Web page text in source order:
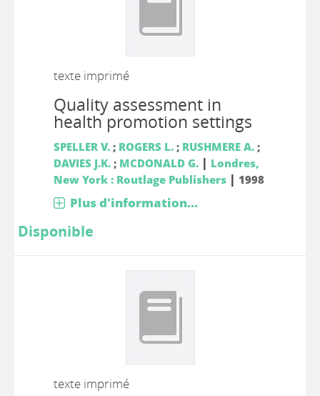
texte imprimé
Quality assessment in
health promotion settings
SPELLER V.; ROGERS L.; RUSHMERE A.;
DAVIES J.K.; MCDONALD G. | Londres,
New York : Routlage Publishers| 1998
Plus d'information...
Disponible
texte imprimé